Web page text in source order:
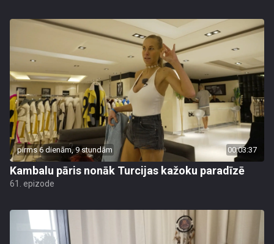
pirms 6 dienām, 9 stundām 00:03:37
Kambalu pāris nonāk Turcijas kažoku paradīzē
61. epizode